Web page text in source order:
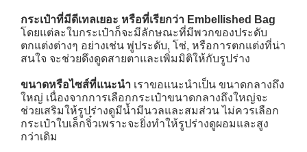
กระเป๋าที่มีดีเทลเยอะ หรือที่เรียกว่า Embellished Bag
โดยแต่ละใบกระเป๋าก็จะมีลักษณะที่มีพวกของประดับ
ตกแต่งต่างๆ อย่างเช่น พู่ประดับ, โซ่, หรือการตกแต่งที่น่า
สนใจ จะช่วยดึงดูดสายตาและเพิ่มมิติให้กับรูปร่าง
ขนาดหรือไซส์ที่แนะนำ เราขอแนะนำเป็น ขนาดกลางถึง
ใหญ่ เนื่องจากการเลือกกระเป๋าขนาดกลางถึงใหญ่จะ
ช่วยเสริมให้รูปร่างดูมีน้ำมีนวลและสมส่วน ไม่ควรเลือก
กระเป๋าใบเล็กจิ๋วเพราะจะยิ่งทำให้รูปร่างดูผอมและสูง
กว่าเดิม